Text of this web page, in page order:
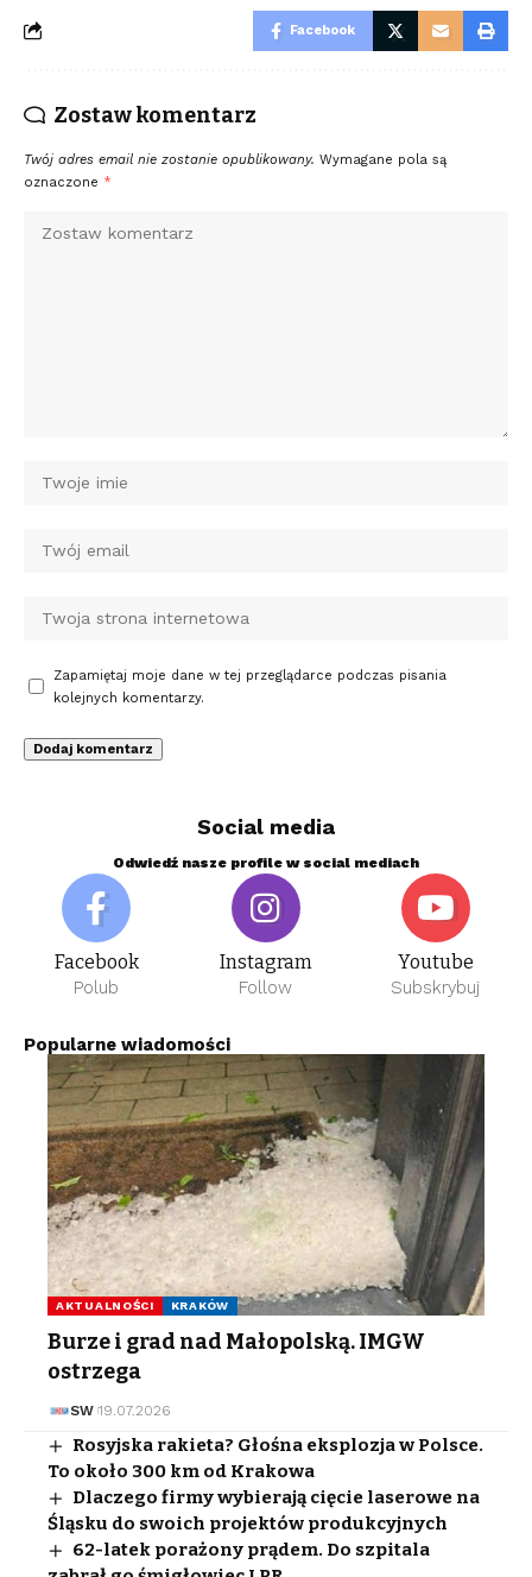
Facebook
Zostaw komentarz
Twój adres email nie zostanie opublikowany. Wymagane pola są
oznaczone *
Zapamiętaj moje dane w tej przeglądarce podczas pisania
kolejnych komentarzy.
Social media
Odwiedź nasze profile w social mediach
Facebook
Polub
Instagram
Follow
Youtube
Subskrybuj
Popularne wiadomości
AKTUALNOŚCI KRAKÓW
Burze i grad nad Małopolską. IMGW
ostrzega
SW 19.07.2026
Rosyjska rakieta? Głośna eksplozja w Polsce.
To około 300 km od Krakowa
Dlaczego firmy wybierają cięcie laserowe na
Śląsku do swoich projektów produkcyjnych
62-latek porażony prądem. Do szpitala